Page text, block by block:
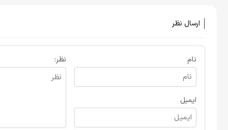
ارسال نظر
نام
ایمیل
نظر: